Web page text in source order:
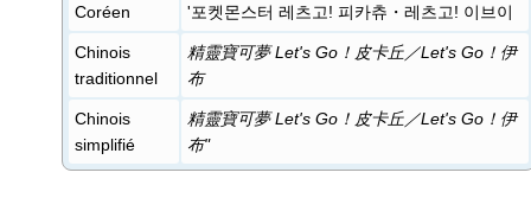
Coréen '포켓몬스터 레츠고! 피카츄・레츠고! 이브이
Chinois
traditionnel
精靈寶可夢 Let's Go！皮卡丘／Let's Go！伊
布
Chinois
simplifié
精靈寶可夢 Let's Go！皮卡丘／Let's Go！伊
布"